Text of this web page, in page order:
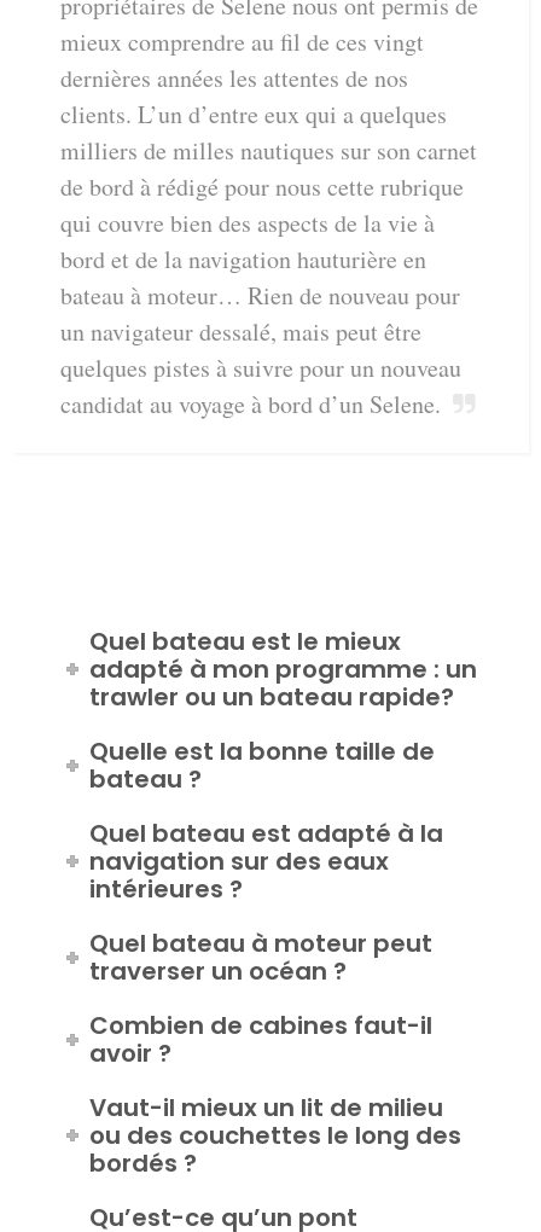
Les témoignages de centaines de
propriétaires de Selene nous ont permis de
mieux comprendre au fil de ces vingt
dernières années les attentes de nos
clients. L’un d’entre eux qui a quelques
milliers de milles nautiques sur son carnet
de bord à rédigé pour nous cette rubrique
qui couvre bien des aspects de la vie à
bord et de la navigation hauturière en
bateau à moteur… Rien de nouveau pour
un navigateur dessalé, mais peut être
quelques pistes à suivre pour un nouveau
Quel bateau est le mieux
adapté à mon programme : un
trawler ou un bateau rapide?
bateau ?
Quel bateau est adapté à la
intérieures ?
traverser un océan ?
avoir ?
Vaut-il mieux un lit de milieu
bordés ?